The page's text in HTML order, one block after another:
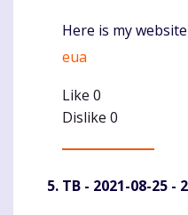
Here is my website
eua
Like 0
Dislike 0
TB - 2021-08-25 -